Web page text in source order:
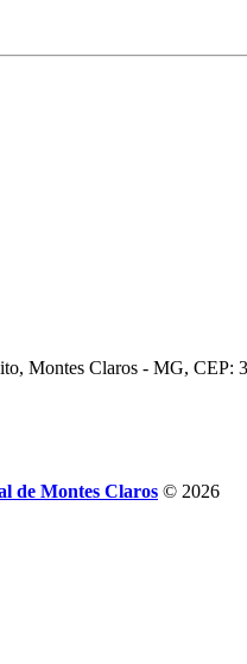
Montes Claros - MG, CEP:
de Montes Claros © 2026